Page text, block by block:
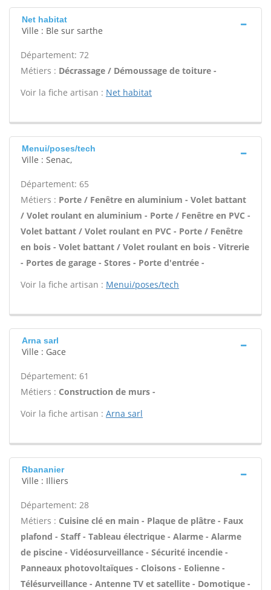
Net habitat
Ville : Ble sur sarthe
Département: 72
Métiers : Décrassage / Démoussage de toiture -
Voir la fiche artisan : Net habitat
Menui/poses/tech
Ville : Senac,
Département: 65
Métiers : Porte / Fenêtre en aluminium - Volet battant
/ Volet roulant en aluminium - Porte / Fenêtre en PVC -
Volet battant / Volet roulant en PVC - Porte / Fenêtre
en bois - Volet battant / Volet roulant en bois - Vitrerie
- Portes de garage - Stores - Porte d'entrée -
Voir la fiche artisan : Menui/poses/tech
Arna sarl
Ville : Gace
Département: 61
Métiers : Construction de murs -
Voir la fiche artisan : Arna sarl
Rbananier
Ville : Illiers
Département: 28
Métiers : Cuisine clé en main - Plaque de plâtre - Faux
plafond - Staff - Tableau électrique - Alarme - Alarme
de piscine - Vidéosurveillance - Sécurité incendie -
Panneaux photovoltaïques - Cloisons - Eolienne -
Télésurveillance - Antenne TV et satellite - Domotique -